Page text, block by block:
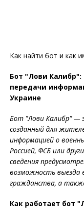
Как найти бот и как
Бот "Лови
передачи
Украине
Бот "Лови Калибр" —
созданный для
информацией о
Россией, ФСБ или
сведения
возможность выезда
гражданства, а
Как работает бот